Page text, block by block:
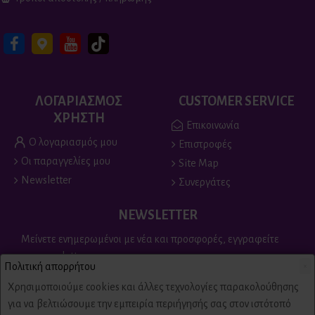
ΛΟΓΑΡΙΑΣΜΟΣ
ΧΡΗΣΤΗ
Ο λογαριασμός μου
Οι παραγγελίες μου
Newsletter
CUSTOMER SERVICE
Επικοινωνία
Επιστροφές
Site Map
Συνεργάτες
NEWSLETTER
Μείνετε ενημερωμένοι με νέα και προσφορές, εγγραφείτε
στο newsletter
Send
Πολιτική απορρήτου
Χρησιμοποιούμε cookies και άλλες τεχνολογίες παρακολούθησης
για να βελτιώσουμε την εμπειρία περιήγησής σας στον ιστότοπό